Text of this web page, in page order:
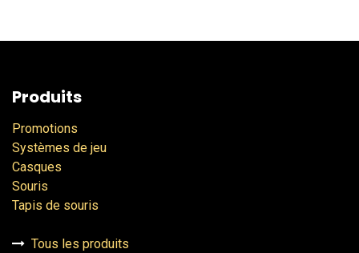
Produits
Promotions
Systèmes de jeu
Casques
Souris
Tapis de souris
Tous les produits